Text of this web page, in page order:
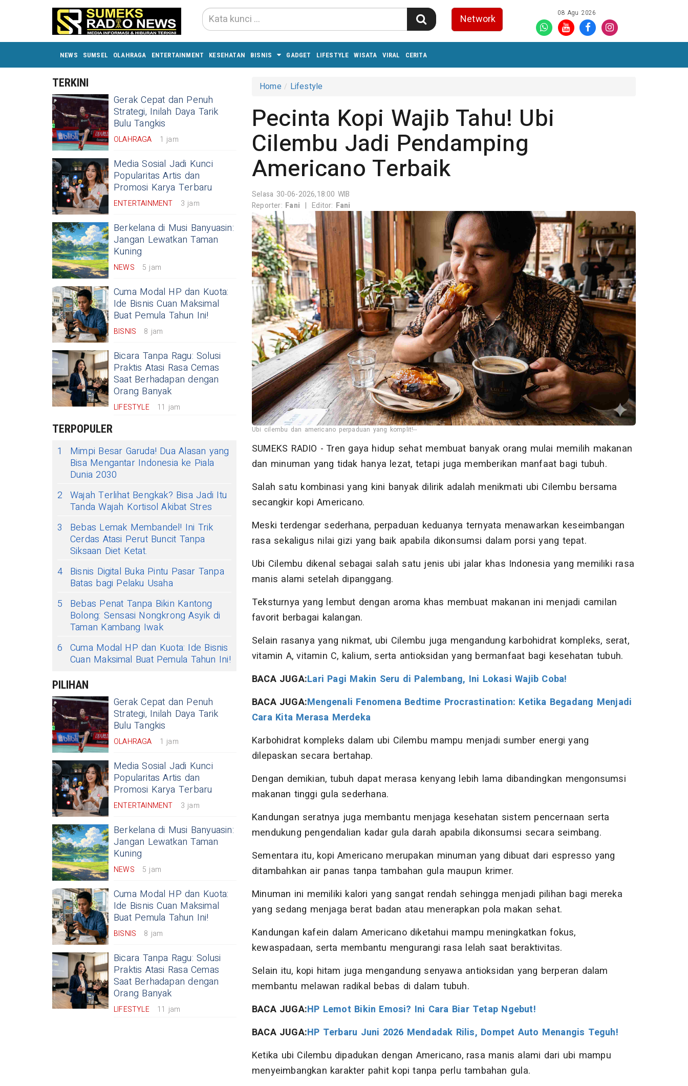
Network 08 Agu 2026
NEWS SUMSEL OLAHRAGA ENTERTAINMENT KESEHATAN BISNIS GADGET LIFESTYLE WISATA VIRAL CERITA
TERKINI
Gerak Cepat dan Penuh
Strategi, Inilah Daya Tarik
Bulu Tangkis
OLAHRAGA 1 jam
Media Sosial Jadi Kunci
Popularitas Artis dan
Promosi Karya Terbaru
ENTERTAINMENT 3 jam
Berkelana di Musi Banyuasin:
Jangan Lewatkan Taman
Kuning
NEWS 5 jam
Cuma Modal HP dan Kuota:
Ide Bisnis Cuan Maksimal
Buat Pemula Tahun Ini!
BISNIS 8 jam
Bicara Tanpa Ragu: Solusi
Praktis Atasi Rasa Cemas
Saat Berhadapan dengan
Orang Banyak
LIFESTYLE 11 jam
TERPOPULER
1
Mimpi Besar Garuda! Dua Alasan yang
Bisa Mengantar Indonesia ke Piala
Dunia 2030
2 Wajah Terlihat Bengkak? Bisa Jadi Itu
Tanda Wajah Kortisol Akibat Stres
3
Bebas Lemak Membandel! Ini Trik
Cerdas Atasi Perut Buncit Tanpa
Siksaan Diet Ketat.
4 Bisnis Digital Buka Pintu Pasar Tanpa
Batas bagi Pelaku Usaha
5
Bebas Penat Tanpa Bikin Kantong
Bolong: Sensasi Nongkrong Asyik di
Taman Kambang Iwak
6 Cuma Modal HP dan Kuota: Ide Bisnis
Cuan Maksimal Buat Pemula Tahun Ini!
PILIHAN
Gerak Cepat dan Penuh
Strategi, Inilah Daya Tarik
Bulu Tangkis
OLAHRAGA 1 jam
Media Sosial Jadi Kunci
Popularitas Artis dan
Promosi Karya Terbaru
ENTERTAINMENT 3 jam
Berkelana di Musi Banyuasin:
Jangan Lewatkan Taman
Kuning
NEWS 5 jam
Cuma Modal HP dan Kuota:
Ide Bisnis Cuan Maksimal
Buat Pemula Tahun Ini!
BISNIS 8 jam
Bicara Tanpa Ragu: Solusi
Praktis Atasi Rasa Cemas
Saat Berhadapan dengan
Orang Banyak
LIFESTYLE 11 jam
Home Lifestyle
Pecinta Kopi Wajib Tahu! Ubi
Cilembu Jadi Pendamping
Americano Terbaik
Selasa 30-06-2026,18:00 WIB
Reporter: Fani | Editor: Fani
Ubi cilembu dan americano perpaduan yang komplit!--
SUMEKS RADIO - Tren gaya hidup sehat membuat banyak orang mulai memilih makanan
dan minuman yang tidak hanya lezat, tetapi juga memberikan manfaat bagi tubuh.
Salah satu kombinasi yang kini banyak dilirik adalah menikmati ubi Cilembu bersama
secangkir kopi Americano.
Meski terdengar sederhana, perpaduan keduanya ternyata menawarkan keseimbangan
rasa sekaligus nilai gizi yang baik apabila dikonsumsi dalam porsi yang tepat.
Ubi Cilembu dikenal sebagai salah satu jenis ubi jalar khas Indonesia yang memiliki rasa
manis alami setelah dipanggang.
Teksturnya yang lembut dengan aroma khas membuat makanan ini menjadi camilan
favorit berbagai kalangan.
Selain rasanya yang nikmat, ubi Cilembu juga mengandung karbohidrat kompleks, serat,
vitamin A, vitamin C, kalium, serta antioksidan yang bermanfaat bagi kesehatan tubuh.
BACA JUGA:Lari Pagi Makin Seru di Palembang, Ini Lokasi Wajib Coba!
BACA JUGA:Mengenali Fenomena Bedtime Procrastination: Ketika Begadang Menjadi
Cara Kita Merasa Merdeka
Karbohidrat kompleks dalam ubi Cilembu mampu menjadi sumber energi yang
dilepaskan secara bertahap.
Dengan demikian, tubuh dapat merasa kenyang lebih lama dibandingkan mengonsumsi
makanan tinggi gula sederhana.
Kandungan seratnya juga membantu menjaga kesehatan sistem pencernaan serta
mendukung pengendalian kadar gula darah apabila dikonsumsi secara seimbang.
Sementara itu, kopi Americano merupakan minuman yang dibuat dari espresso yang
ditambahkan air panas tanpa tambahan gula maupun krimer.
Minuman ini memiliki kalori yang sangat rendah sehingga menjadi pilihan bagi mereka
yang sedang menjaga berat badan atau menerapkan pola makan sehat.
Kandungan kafein dalam Americano diketahui mampu meningkatkan fokus,
kewaspadaan, serta membantu mengurangi rasa lelah saat beraktivitas.
Selain itu, kopi hitam juga mengandung senyawa antioksidan yang berperan dalam
membantu melawan radikal bebas di dalam tubuh.
BACA JUGA:HP Lemot Bikin Emosi? Ini Cara Biar Tetap Ngebut!
BACA JUGA:HP Terbaru Juni 2026 Mendadak Rilis, Dompet Auto Menangis Teguh!
Ketika ubi Cilembu dipadukan dengan Americano, rasa manis alami dari ubi mampu
menyeimbangkan karakter pahit kopi tanpa perlu tambahan gula.